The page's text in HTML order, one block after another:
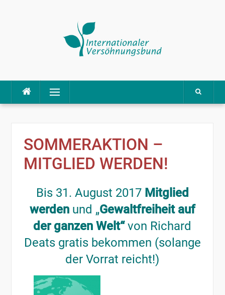
Inhalt
Menü
SOMMERAKTION –
MITGLIED WERDEN!
Bis 31. August 2017 Mitglied
werdenund „Gewaltfreiheit auf
der ganzen Welt“von Richard
Deats gratis bekommen (solange
der Vorrat reicht!)